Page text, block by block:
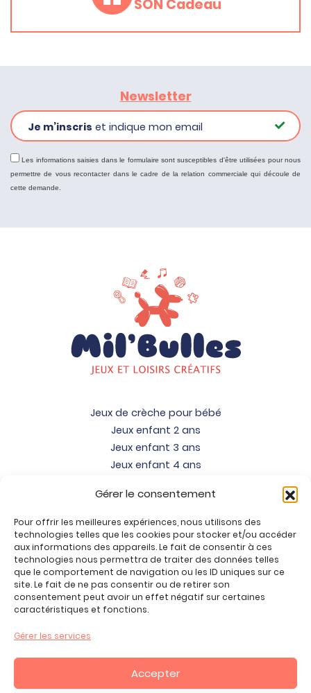
Gérer le consentement
Pour offrir les meilleures expériences, nous utilisons des
technologies telles que les cookies pour stocker et/ou accéder
aux informations des appareils. Le fait de consentir à ces
technologies nous permettra de traiter des données telles
que le comportement de navigation ou les ID uniques sur ce
site. Le fait de ne pas consentir ou de retirer son
consentement peut avoir un effet négatif sur certaines
caractéristiques et fonctions.
Gérer les services
Accepter
SON Cadeau
Newsletter
Je m’inscris et indique mon email
Les informations saisies dans le formulaire sont susceptibles d'être utilisées pour nous
permettre de vous recontacter dans le cadre de la relation commerciale qui découle de
cette demande.
Jeux de crèche pour bébé
Jeux enfant 2 ans
Jeux enfant 3 ans
Jeux enfant 4 ans
Jeux enfant 6 ans
Jeux enfant 7 ans
Jeux enfant 8 ans
Jeux enfant 9 ans
Jeux enfant 10 ans
Jeux enfant 11 ans
Jeux enfant 12 ans
Promos jeux de loisirs créatifs
Plan du site
Contact